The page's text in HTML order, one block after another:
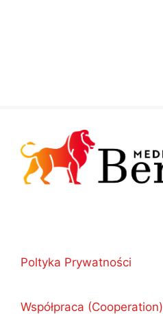
Poltyka Prywatności
Współpraca (Cooperation)